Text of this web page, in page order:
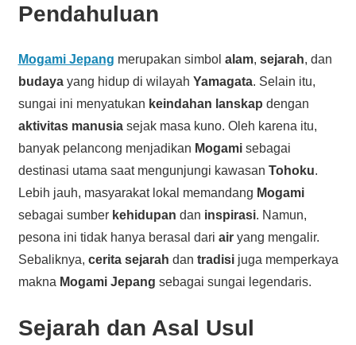
Pendahuluan
Mogami Jepang merupakan simbol alam, sejarah, dan
budayayang hidup di wilayah Yamagata. Selain itu,
sungai ini menyatukan keindahan lanskap dengan
aktivitas manusiasejak masa kuno. Oleh karena itu,
banyak pelancong menjadikan Mogamisebagai
destinasi utama saat mengunjungi kawasan Tohoku.
Lebih jauh, masyarakat lokal memandang Mogami
sebagai sumber kehidupan dan inspirasi. Namun,
pesona ini tidak hanya berasal dari airyang mengalir.
Sebaliknya, cerita sejarah dan tradisijuga memperkaya
makna Mogami Jepang sebagai sungai legendaris.
Sejarah dan Asal Usul